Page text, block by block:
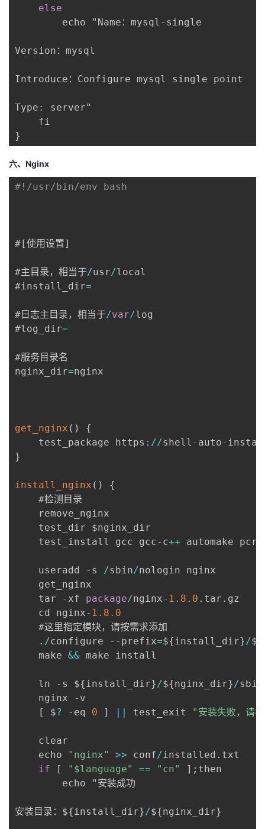
else
		echo "Name：mysql
- single
Version：mysql
Introduce：Configure mysql single point
Type :
server"
}
六、Nginx
#!/usr/bin/env bash
#[使用设置]
#主目录，相当于/usr/local
#install_dir=
#日志主目录，相当于/var/log
#log_dir=
#服务目录名
nginx_dir=nginx
get_nginx ( )
{
    test_package https
: //shell - auto-
}
install_nginx ( )
{
    #检测目录
    test_dir $nginx_dir
	test_install gcc gcc
- c++ automake
	useradd
- s /sbin/nologin nginx
    tar
- xf package/nginx- 1.8 .0 . tar . gz
	cd nginx
- 1.8 .0
. /configure -- prefix=${install_dir}/$
	make
&& make install
	ln
- s ${install_dir}/${nginx_dir}/sbin
	nginx
- v
[
$? - eq 0 ] || test_exit "安装失败，请
    clear
	echo
"nginx" >> conf/installed . txt
if
[ "$language" == "cn" ] ; then
安装目录：${install_dir}/${nginx_dir}